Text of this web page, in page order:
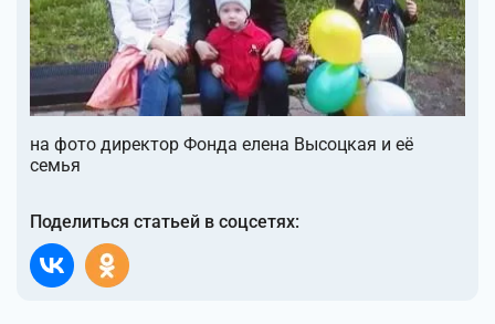
на фото директор Фонда елена Высоцкая и её
семья
Поделиться статьей в соцсетях: